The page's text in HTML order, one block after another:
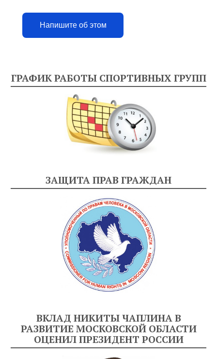
Напишите об этом
ГРАФИК РАБОТЫ СПОРТИВНЫХ ГРУПП
ЗАЩИТА ПРАВ ГРАЖДАН
ВКЛАД НИКИТЫ ЧАПЛИНА В
РАЗВИТИЕ МОСКОВСКОЙ ОБЛАСТИ
ОЦЕНИЛ ПРЕЗИДЕНТ РОССИИ